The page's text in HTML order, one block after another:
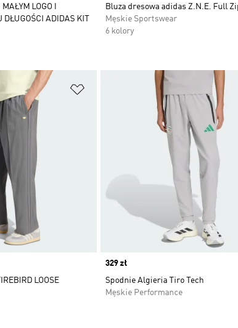
LOGO I
ADIDAS KIT
Bluza dresowa adidas Z.N.E. Full
Męskie Sportswear
6 kolory
Dodaj do listy życzeń
LOOSE
Price
329 zł
Spodnie Algieria Tiro Tech
Męskie Performance